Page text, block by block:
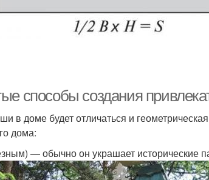
способы создания
в доме будет отличаться и
дома:
— обычно он украшает исторические